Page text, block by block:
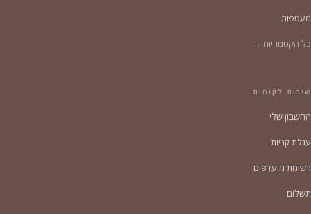
מעטפות
כל הקטגוריות →
שירות לקוחות
החשבון שלי
עגלת קניות
רשימת מועדפים
תשלום